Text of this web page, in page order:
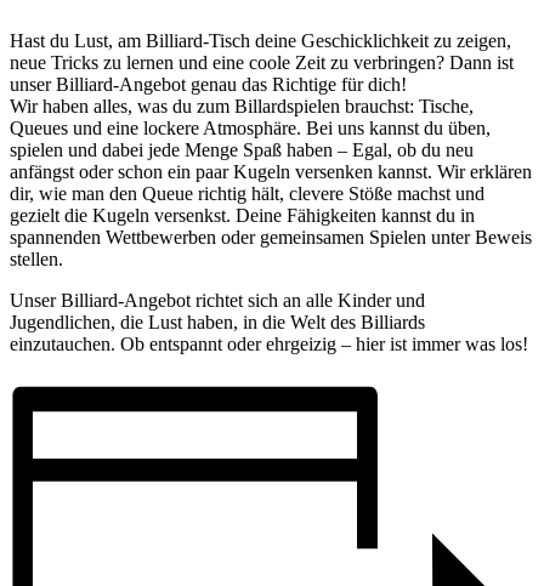
Hast du Lust, am Billiard-Tisch deine Geschicklichkeit zu zeigen,
neue Tricks zu lernen und eine coole Zeit zu verbringen? Dann ist
unser Billiard-Angebot genau das Richtige für dich!
Wir haben alles, was du zum Billardspielen brauchst: Tische,
Queues und eine lockere Atmosphäre. Bei uns kannst du üben,
spielen und dabei jede Menge Spaß haben – Egal, ob du neu
anfängst oder schon ein paar Kugeln versenken kannst. Wir erklären
dir, wie man den Queue richtig hält, clevere Stöße machst und
gezielt die Kugeln versenkst. Deine Fähigkeiten kannst du in
spannenden Wettbewerben oder gemeinsamen Spielen unter Beweis
stellen.
Unser Billiard-Angebot richtet sich an alle Kinder und
Jugendlichen, die Lust haben, in die Welt des Billiards
einzutauchen. Ob entspannt oder ehrgeizig – hier ist immer was los!